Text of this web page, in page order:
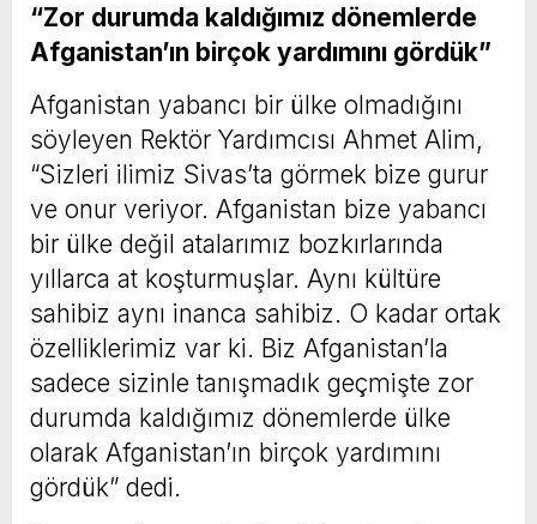
“Zor durumda kaldığımız dönemlerde
Afganistan’ın birçok yardımını gördük”
Afganistan yabancı bir ülke olmadığını
söyleyen Rektör Yardımcısı Ahmet Alim,
“Sizleri ilimiz Sivas’ta görmek bize gurur
ve onur veriyor. Afganistan bize yabancı
bir ülke değil atalarımız bozkırlarında
yıllarca at koşturmuşlar. Aynı kültüre
sahibiz aynı inanca sahibiz. O kadar ortak
özelliklerimiz var ki. Biz Afganistan’la
sadece sizinle tanışmadık geçmişte zor
durumda kaldığımız dönemlerde ülke
olarak Afganistan’ın birçok yardımını
gördük” dedi.